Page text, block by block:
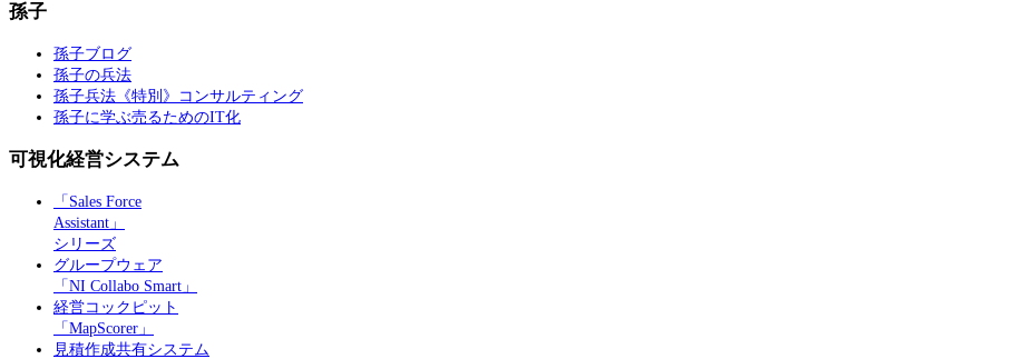
孫子
孫子ブログ
孫子の兵法
孫子兵法《特別》コンサルティング
孫子に学ぶ売るためのIT化
可視化経営システム
「Sales Force
Assistant」
シリーズ
グループウェア
「NI Collabo Smart」
経営コックピット
「MapScorer」
見積作成共有システム